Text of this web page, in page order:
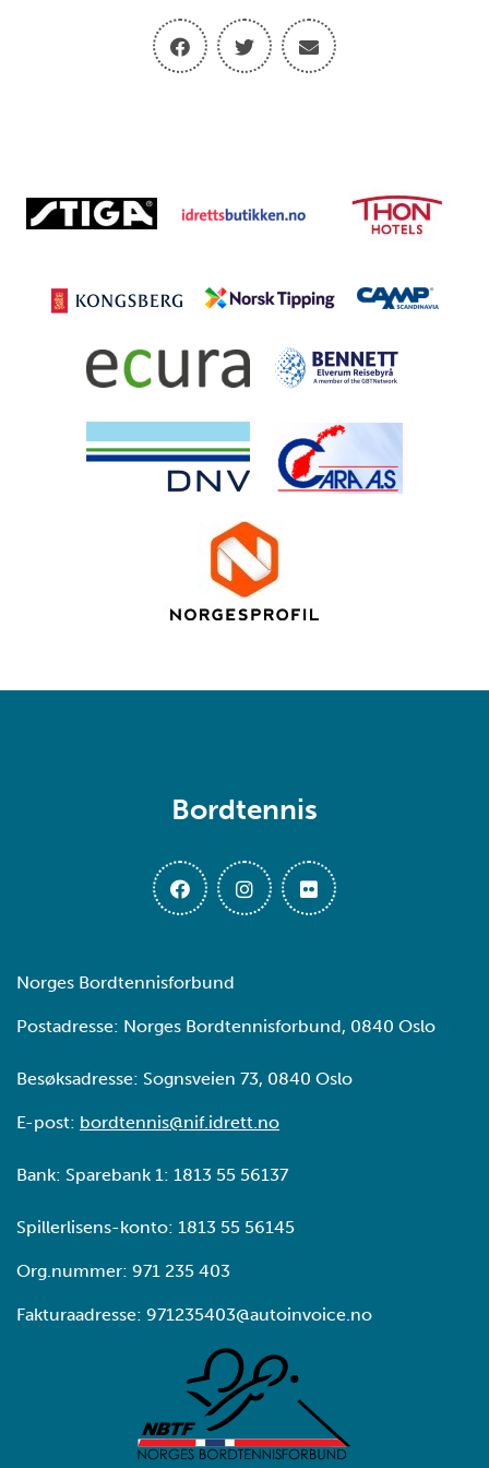
Bordtennis
Norges Bordtennisforbund
Postadresse: Norges Bordtennisforbund, 0840 Oslo
Besøksadresse: Sognsveien 73, 0840 Oslo
E-post: bordtennis@nif.idrett.no
Bank: Sparebank 1: 1813 55 56137
Spillerlisens-konto: 1813 55 56145
Org.nummer: 971 235 403
Fakturaadresse: 971235403@autoinvoice.no